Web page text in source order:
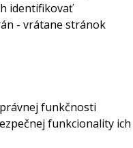
identifikovať
- vrátane stránok
funkčnosti
funkcionality ich